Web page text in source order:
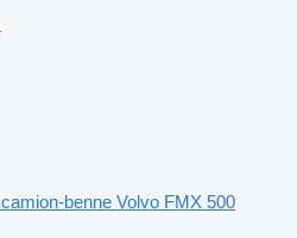
camion-benne Volvo FMX 500